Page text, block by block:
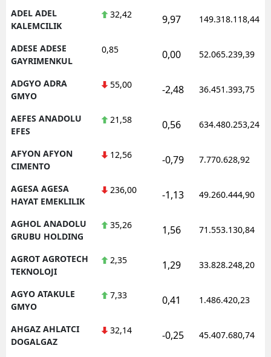
ADEL ADEL
KALEMCILIK
32,42 9,97 149.318.118,44
ADESE ADESE
GAYRIMENKUL
0,85 0,00 52.065.239,39
ADGYO ADRA
GMYO
55,00 -2,48 36.451.393,75
AEFES ANADOLU
EFES
21,58 0,56 634.480.253,24
AFYON AFYON
CIMENTO
12,56 -0,79 7.770.628,92
AGESA AGESA
HAYAT EMEKLILIK
236,00 -1,13 49.260.444,90
AGHOL ANADOLU
GRUBU HOLDING
35,26 1,56 71.553.130,84
AGROT AGROTECH
TEKNOLOJI
2,35 1,29 33.828.248,20
AGYO ATAKULE
GMYO
7,33 0,41 1.486.420,23
AHGAZ AHLATCI
DOGALGAZ
32,14 -0,25 45.407.680,74